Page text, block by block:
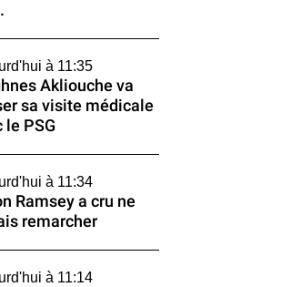
à 11:35
Akliouche va
sa visite médicale
le PSG
à 11:34
Ramsey a cru ne
remarcher
à 11:14